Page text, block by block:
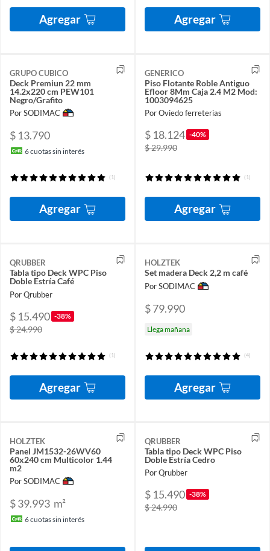
Agregar Agregar
GRUPO CUBICO
Deck Premiun 22 mm
14.2x220 cm PEW101
Negro/Grafito
Por SODIMAC
$ 13.790
6cuotas sin interés
(1)
Agregar
GENERICO
Piso Flotante Roble Antiguo
Efloor 8Mm Caja 2.4 M2 Mod:
1003094625
Por Oviedo ferreterias
$ 18.124 -40%
$ 29.990
(1)
Agregar
QRUBBER
Tabla tipo Deck WPC Piso
Doble Estría Café
Por Qrubber
$ 15.490 -38%
$ 24.990
(1)
Agregar
HOLZTEK
Set madera Deck 2,2 m café
Por SODIMAC
$ 79.990
Llega mañana
(4)
Agregar
HOLZTEK
Panel JM1532-26WV60
60x240 cm Multicolor 1.44
m2
Por SODIMAC
$ 39.993 m²
6cuotas sin interés
QRUBBER
Tabla tipo Deck WPC Piso
Doble Estría Cedro
Por Qrubber
$ 15.490 -38%
$ 24.990